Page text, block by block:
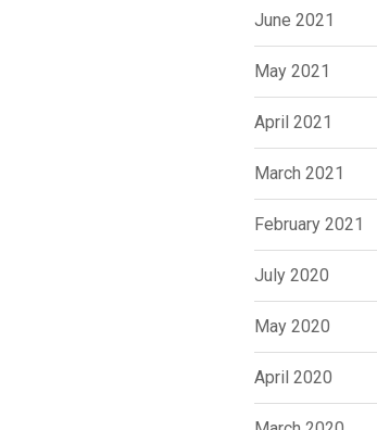
June 2021
May 2021
April 2021
March 2021
February 2021
July 2020
May 2020
April 2020